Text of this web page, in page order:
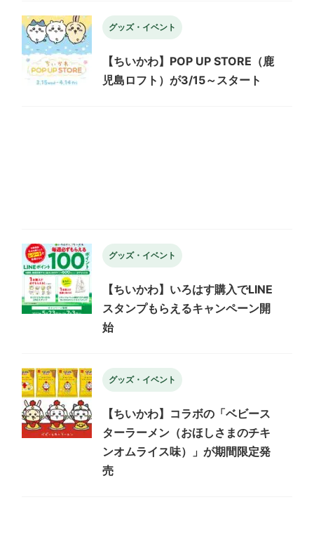
グッズ・イベント
【ちいかわ】POP UP STORE（鹿
児島ロフト）が3/15～スタート
グッズ・イベント
【ちいかわ】いろはす購入でLINE
スタンプもらえるキャンペーン開
始
グッズ・イベント
【ちいかわ】コラボの「ベビース
ターラーメン（おほしさまのチキ
ンオムライス味）」が期間限定発
売